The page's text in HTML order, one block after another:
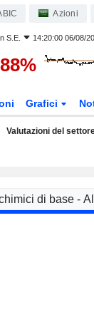
Azioni
S.E. 14:20:00 06/08/
Grafici
Valutazioni del